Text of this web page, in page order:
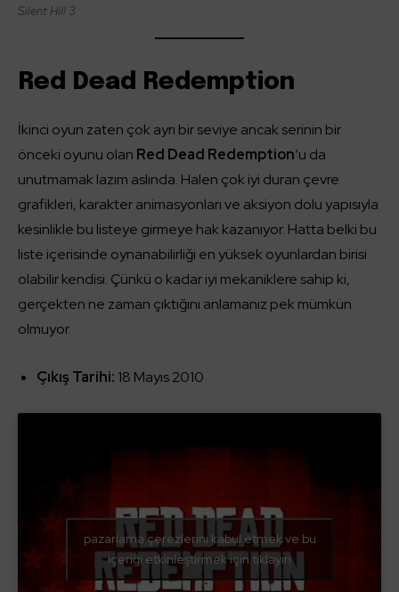
Silent Hill 3
Red Dead Redemption
İkinci oyun zaten çok ayrı bir seviye ancak serinin bir
önceki oyunu olan Red Dead Redemption‘u da
unutmamak lazım aslında. Halen çok iyi duran çevre
grafikleri, karakter animasyonları ve aksiyon dolu yapısıyla
kesinlikle bu listeye girmeye hak kazanıyor. Hatta belki bu
liste içerisinde oynanabilirliği en yüksek oyunlardan birisi
olabilir kendisi. Çünkü o kadar iyi mekaniklere sahip ki,
gerçekten ne zaman çıktığını anlamanız pek mümkün
olmuyor.
Çıkış Tarihi: 18 Mayıs 2010
pazarlama çerezlerini kabul etmek ve bu
içeriği etkinleştirmek için tıklayın